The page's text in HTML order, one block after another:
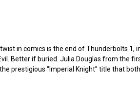
in comics is the end of Thunderbolts 1,
Better if buried. Julia Douglas from the
prestigious “Imperial Knight” title that